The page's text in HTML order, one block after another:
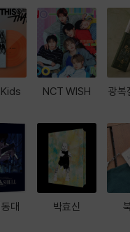
대
NCT WISH
박효신
광복